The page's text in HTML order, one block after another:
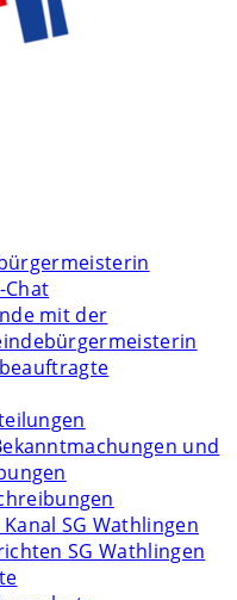
Chat
mit der
und
SG Wathlingen
SG Wathlingen